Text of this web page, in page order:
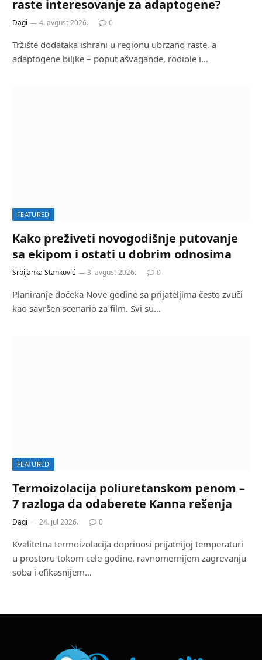
raste interesovanje za adaptogene?
Dagi 4. avgust 2026. 0
Tržište dodataka ishrani u regionu ubrzano raste, a
adaptogene biljke – poput ašvagande, rodiole i…
FEATURED
Kako preživeti novogodišnje putovanje
sa ekipom i ostati u dobrim odnosima
Srbijanka Stanković 3. avgust 2026. 0
Planiranje dočeka Nove godine sa prijateljima često zvuči
kao savršen scenario za film. Svi su…
FEATURED
Termoizolacija poliuretanskom penom –
7 razloga da odaberete Kanna rešenja
Dagi 24. jul 2026. 0
Kvalitetna termoizolacija doprinosi prijatnijoj temperaturi
u prostoru tokom cele godine, ravnomernijem zagrevanju
soba i efikasnijem…